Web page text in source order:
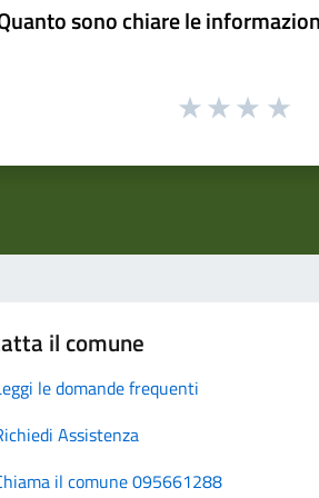
sono chiare le
il comune
le domande frequenti
Assistenza
il comune 095661288